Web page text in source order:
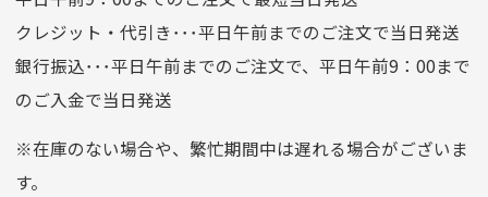
口座名義
株式会社一条
クレジットカード
クレジット・代引き･･･平日午前までのご注文で当日発送
銀行振込･･･平日午前までのご注文で、平日午前9：00まで
のご入金で当日発送
※在庫のない場合や、繁忙期間中は遅れる場合がございま
す。